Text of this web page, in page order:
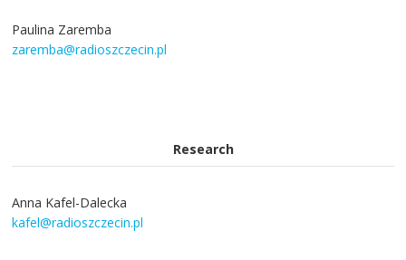
Paulina Zaremba
zaremba@radioszczecin.pl
Research
Anna Kafel-Dalecka
kafel@radioszczecin.pl